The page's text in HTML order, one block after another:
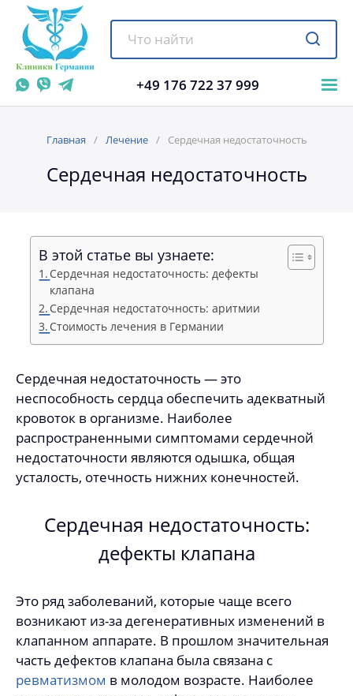
+49 176 722 37 999
Главная Лечение Сердечная недостаточность
Сердечная недостаточность
В этой статье вы узнаете:
Сердечная недостаточность: дефекты
клапана
Сердечная недостаточность: аритмии
Стоимость лечения в Германии
Сердечная недостаточность — это
неспособность сердца обеспечить адекватный
кровоток в организме. Наиболее
распространенными симптомами сердечной
недостаточности являются одышка, общая
усталость, отечность нижних конечностей.
Сердечная недостаточность:
дефекты клапана
Это ряд заболеваний, которые чаще всего
возникают из-за дегенеративных изменений в
клапанном аппарате. В прошлом значительная
часть дефектов клапана была связана с
ревматизмом в молодом возрасте. Наиболее